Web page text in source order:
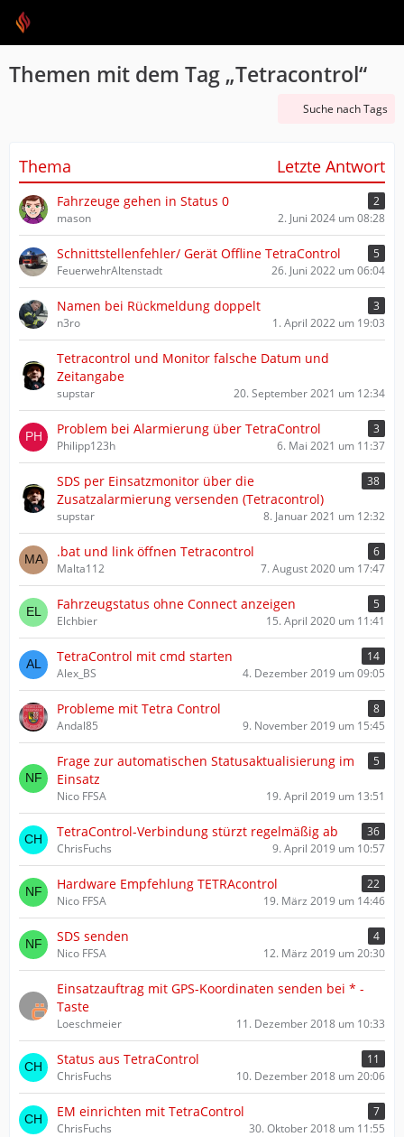
Themen mit dem Tag „Tetracontrol“
Suche nach Tags
Thema Letzte Antwort
Fahrzeuge gehen in Status 0
2
mason
2. Juni 2024 um 08:28
Schnittstellenfehler/ Gerät Offline TetraControl
5
FeuerwehrAltenstadt
26. Juni 2022 um 06:04
Namen bei Rückmeldung doppelt
3
n3ro
1. April 2022 um 19:03
Tetracontrol und Monitor falsche Datum und
Zeitangabe
supstar 20. September 2021 um 12:34
Problem bei Alarmierung über TetraControl
3
Philipp123h
6. Mai 2021 um 11:37
SDS per Einsatzmonitor über die
Zusatzalarmierung versenden (Tetracontrol)
38
supstar 8. Januar 2021 um 12:32
.bat und link öffnen Tetracontrol
6
Malta112
7. August 2020 um 17:47
Fahrzeugstatus ohne Connect anzeigen
5
Elchbier
15. April 2020 um 11:41
TetraControl mit cmd starten
14
Alex_BS
4. Dezember 2019 um 09:05
Probleme mit Tetra Control
8
Andal85
9. November 2019 um 15:45
Frage zur automatischen Statusaktualisierung im
Einsatz
5
Nico FFSA 19. April 2019 um 13:51
TetraControl-Verbindung stürzt regelmäßig ab
36
ChrisFuchs
9. April 2019 um 10:57
Hardware Empfehlung TETRAcontrol
22
Nico FFSA
19. März 2019 um 14:46
SDS senden
4
Nico FFSA
12. März 2019 um 20:30
Einsatzauftrag mit GPS-Koordinaten senden bei * -
Taste
Loeschmeier 11. Dezember 2018 um 10:33
Status aus TetraControl
11
ChrisFuchs
10. Dezember 2018 um 20:06
EM einrichten mit TetraControl
7
ChrisFuchs
30. Oktober 2018 um 11:55